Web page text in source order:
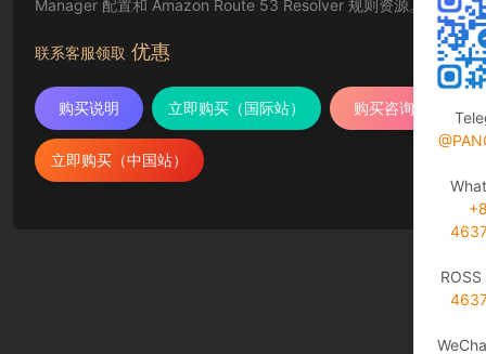
Manager 配置和 Amazon Route 53 Resolver 规则资源。
联系客服领取 优惠
购买说明 立即购买（国际站） 购买咨询
立即购买（中国站）